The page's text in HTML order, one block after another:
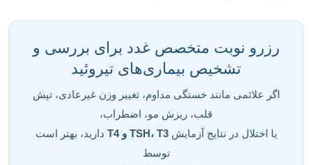
رزرو نوبت متخصص غدد برای بررسی و
تشخیص بیماری‌های تیروئید
اگر علائمی مانند خستگی مداوم، تغییر وزن غیرعادی، تپش
قلب، ریزش مو، اضطراب،
یا اختلال در نتایج آزمایشTSH، T3 و T4
دارید، بهتر است
توسط